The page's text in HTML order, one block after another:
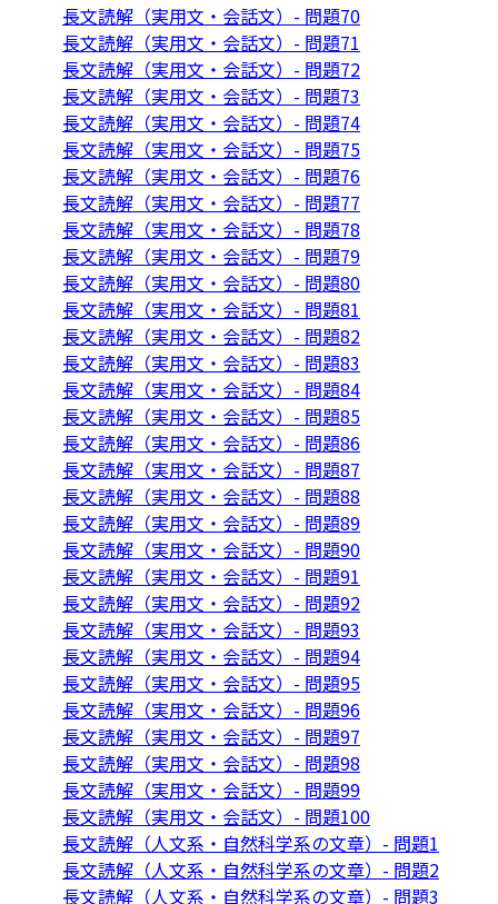
長文読解（実用文・会話文）- 問題70
長文読解（実用文・会話文）- 問題71
長文読解（実用文・会話文）- 問題72
長文読解（実用文・会話文）- 問題73
長文読解（実用文・会話文）- 問題74
長文読解（実用文・会話文）- 問題75
長文読解（実用文・会話文）- 問題76
長文読解（実用文・会話文）- 問題77
長文読解（実用文・会話文）- 問題78
長文読解（実用文・会話文）- 問題79
長文読解（実用文・会話文）- 問題80
長文読解（実用文・会話文）- 問題81
長文読解（実用文・会話文）- 問題82
長文読解（実用文・会話文）- 問題83
長文読解（実用文・会話文）- 問題84
長文読解（実用文・会話文）- 問題85
長文読解（実用文・会話文）- 問題86
長文読解（実用文・会話文）- 問題87
長文読解（実用文・会話文）- 問題88
長文読解（実用文・会話文）- 問題89
長文読解（実用文・会話文）- 問題90
長文読解（実用文・会話文）- 問題91
長文読解（実用文・会話文）- 問題92
長文読解（実用文・会話文）- 問題93
長文読解（実用文・会話文）- 問題94
長文読解（実用文・会話文）- 問題95
長文読解（実用文・会話文）- 問題96
長文読解（実用文・会話文）- 問題97
長文読解（実用文・会話文）- 問題98
長文読解（実用文・会話文）- 問題99
長文読解（実用文・会話文）- 問題100
長文読解（人文系・自然科学系の文章）- 問題1
長文読解（人文系・自然科学系の文章）- 問題2
長文読解（人文系・自然科学系の文章）- 問題3